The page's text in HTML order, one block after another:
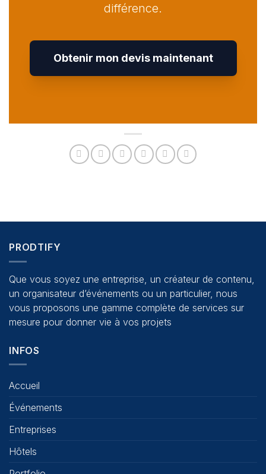
différence.
Obtenir mon devis maintenant
PRODTIFY
Que vous soyez une entreprise, un créateur de contenu,
un organisateur d’événements ou un particulier, nous
vous proposons une gamme complète de services sur
mesure pour donner vie à vos projets
INFOS
Accueil
Événements
Entreprises
Hôtels